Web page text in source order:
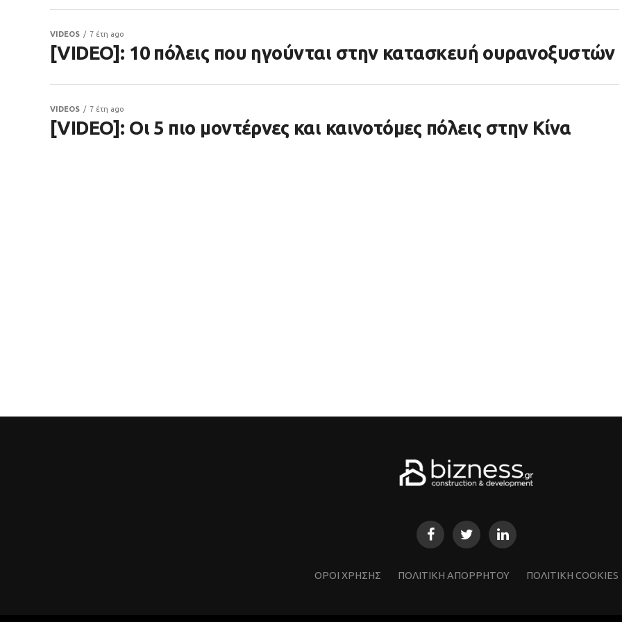
VIDEOS 7 έτη ago
[VIDEO]: 10 πόλεις που ηγούνται στην κατασκευή ουρανοξυστών
VIDEOS 7 έτη ago
[VIDEO]: Οι 5 πιο μοντέρνες και καινοτόμες πόλεις στην Κίνα
ΌΡΟΙ ΧΡΗΣΗΣ ΠΟΛΙΤΙΚΗ ΑΠΟΡΡΗΤΟΥ ΠΟΛΙΤΙΚΗ COOKIES